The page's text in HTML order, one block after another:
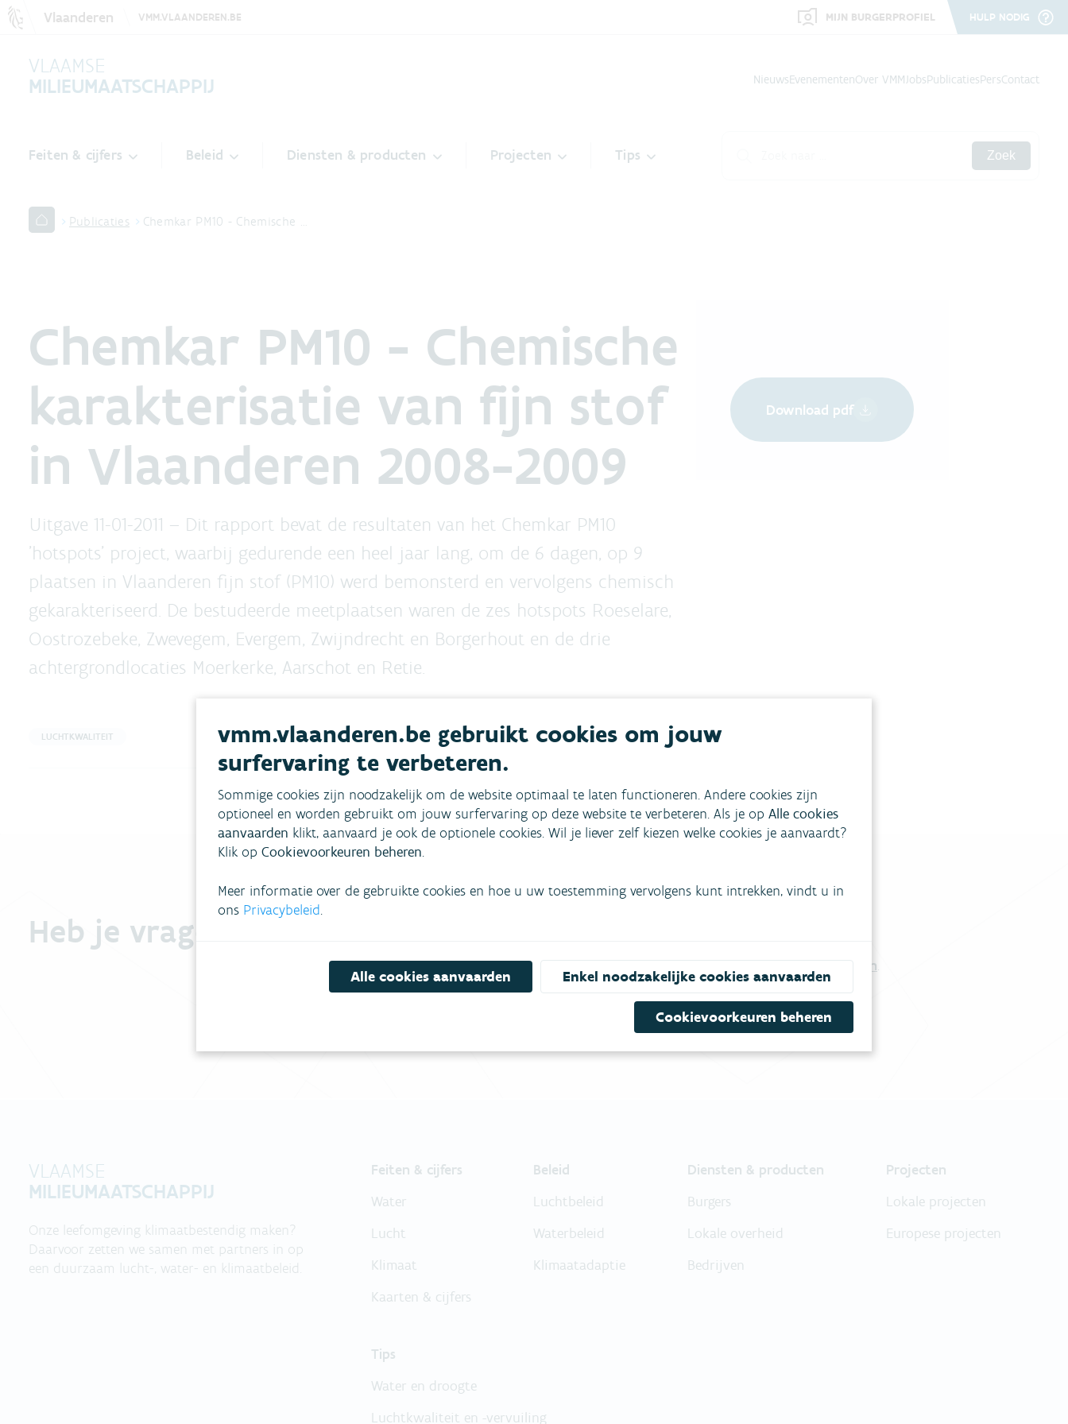
Vlaanderen VMM.VLAANDEREN.BE MIJN BURGERPROFIEL HULP NODIG
VLAAMSE
MILIEUMAATSCHAPPIJ
NieuwsEvenementenOver VMMJobsPublicatiesPersContact
Feiten & cijfers Beleid Diensten & producten Projecten Tips Zoek
Publicaties Chemkar PM10 - Chemische …
Chemkar PM10 - Chemische
karakterisatie van fijn stof
in Vlaanderen 2008-2009
Uitgave 11-01-2011 – Dit rapport bevat de resultaten van het Chemkar PM10
'hotspots' project, waarbij gedurende een heel jaar lang, om de 6 dagen, op 9
plaatsen in Vlaanderen fijn stof (PM10) werd bemonsterd en vervolgens chemisch
gekarakteriseerd. De bestudeerde meetplaatsen waren de zes hotspots Roeselare,
Oostrozebeke, Zwevegem, Evergem, Zwijndrecht en Borgerhout en de drie
achtergrondlocaties Moerkerke, Aarschot en Retie.
LUCHTKWALITEIT Deel online
Download pdf
Heb je vragen?
Niet gevonden wat je zocht? Vul ons contactformulier in.
VLAAMSE
MILIEUMAATSCHAPPIJ
Onze leefomgeving klimaatbestendig maken?
Daarvoor zetten we samen met partners in op
een duurzaam lucht-, water- en klimaatbeleid.
Feiten & cijfers
Water
Lucht
Klimaat
Kaarten & cijfers
Beleid
Luchtbeleid
Waterbeleid
Klimaatadaptie
Diensten & producten
Burgers
Lokale overheid
Bedrijven
Projecten
Lokale projecten
Europese projecten
Tips
Water en droogte
Luchtkwaliteit en -vervuiling
vmm.vlaanderen.be gebruikt cookies om jouw
surfervaring te verbeteren.
Sommige cookies zijn noodzakelijk om de website optimaal te laten functioneren. Andere cookies zijn
optioneel en worden gebruikt om jouw surfervaring op deze website te verbeteren. Als je op Alle cookies
aanvaarden klikt, aanvaard je ook de optionele cookies. Wil je liever zelf kiezen welke cookies je aanvaardt?
Klik op Cookievoorkeuren beheren.
Meer informatie over de gebruikte cookies en hoe u uw toestemming vervolgens kunt intrekken, vindt u in
ons Privacybeleid.
Alle cookies aanvaarden Enkel noodzakelijke cookies aanvaarden
Cookievoorkeuren beheren